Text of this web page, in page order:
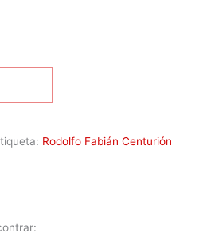
Rodolfo Fabián Centurión